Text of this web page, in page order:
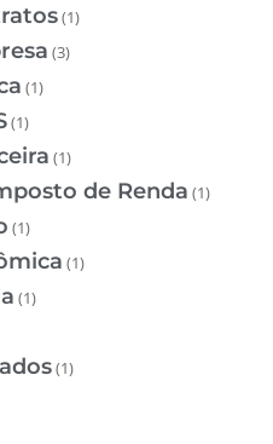
(1)
(3)
(1)
(1)
(1)
de Renda (1)
(1)
(1)
(1)
(1)